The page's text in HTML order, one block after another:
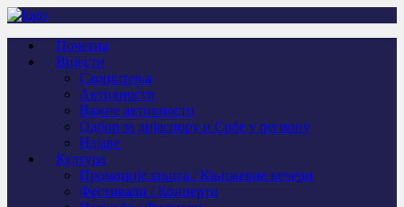
Почетна
Вијести
Саопштења
Активности
Важне активности
Одбор за дијаспору и Србе у региону
Најаве
Култура
Промоције књига / Књижевне вечери
Фестивали / Концерти